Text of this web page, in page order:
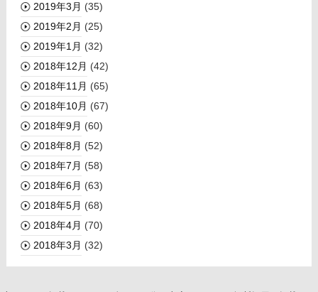
2019年3月 (35)
2019年2月 (25)
2019年1月 (32)
2018年12月 (42)
2018年11月 (65)
2018年10月 (67)
2018年9月 (60)
2018年8月 (52)
2018年7月 (58)
2018年6月 (63)
2018年5月 (68)
2018年4月 (70)
2018年3月 (32)